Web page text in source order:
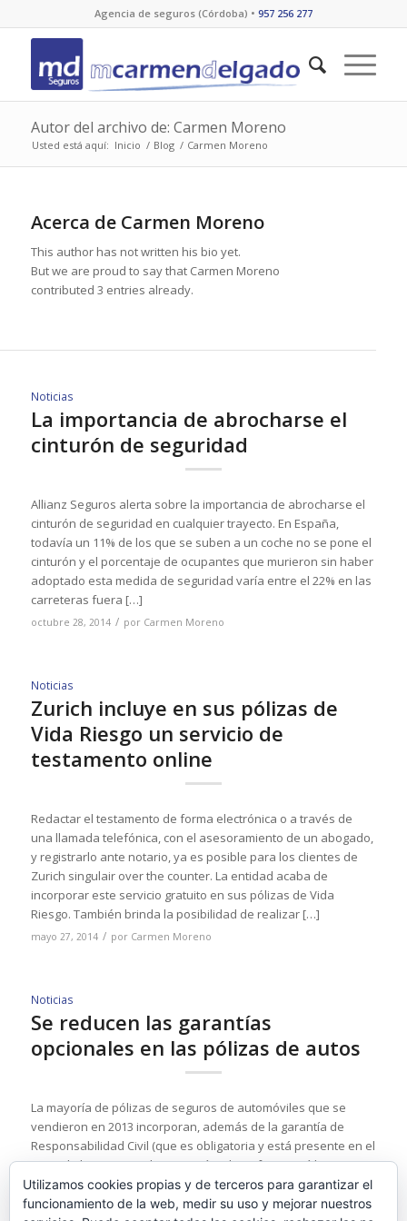
Agencia de seguros (Córdoba) • 957 256 277
Autor del archivo de: Carmen Moreno
Usted está aquí: Inicio / Blog / Carmen Moreno
Acerca de Carmen Moreno
This author has not written his bio yet.
But we are proud to say that Carmen Moreno
contributed 3 entries already.
Noticias
La importancia de abrocharse el
cinturón de seguridad
Allianz Seguros alerta sobre la importancia de abrocharse el
cinturón de seguridad en cualquier trayecto. En España,
todavía un 11% de los que se suben a un coche no se pone el
cinturón y el porcentaje de ocupantes que murieron sin haber
adoptado esta medida de seguridad varía entre el 22% en las
carreteras fuera […]
octubre 28, 2014 / por Carmen Moreno
Noticias
Zurich incluye en sus pólizas de
Vida Riesgo un servicio de
testamento online
Redactar el testamento de forma electrónica o a través de
una llamada telefónica, con el asesoramiento de un abogado,
y registrarlo ante notario, ya es posible para los clientes de
Zurich singulair over the counter. La entidad acaba de
incorporar este servicio gratuito en sus pólizas de Vida
Riesgo. También brinda la posibilidad de realizar […]
mayo 27, 2014 / por Carmen Moreno
Noticias
Se reducen las garantías
opcionales en las pólizas de autos
La mayoría de pólizas de seguros de automóviles que se
vendieron en 2013 incorporan, además de la garantía de
Responsabilidad Civil (que es obligatoria y está presente en el
100% de las mismas), las garantías de Defensa Jurídica (98%) y,
en menor medida, las de Ocupantes y Asistencia en Viaje (con
cuotas del 92% y […]
Utilizamos cookies propias y de terceros para garantizar el
funcionamiento de la web, medir su uso y mejorar nuestros